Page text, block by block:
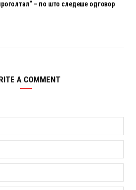
– по што следеше одговор
A COMMENT